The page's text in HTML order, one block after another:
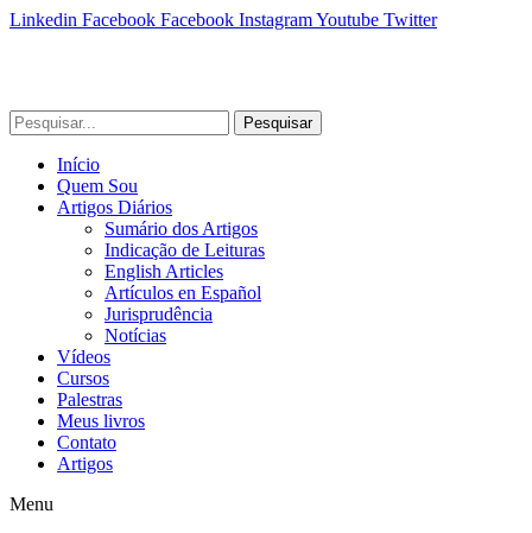
Linkedin Facebook Facebook InstagramYoutube Twitter
Pesquisar
Início
Quem Sou
Artigos Diários
Sumário dos Artigos
Indicação de Leituras
English Articles
Artículos en Español
Jurisprudência
Notícias
Vídeos
Cursos
Palestras
Meus livros
Contato
Artigos
Menu